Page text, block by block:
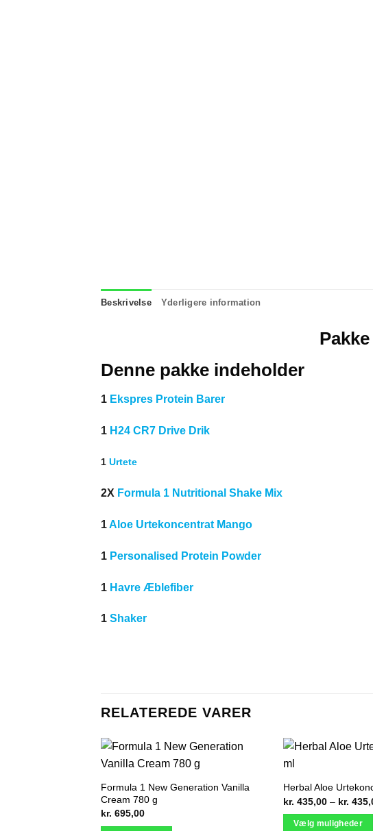
Beskrivelse Yderligere information
Denne pakke indeholder
1 Ekspres Protein Barer
1 H24 CR7 Drive Drik
1 Urtete
2X Formula 1 Nutritional Shake Mix
1Aloe Urtekoncentrat Mango
1 Personalised Protein Powder
1 Havre Æblefiber
1 Shaker
RELATEREDE VARER
Formula 1 New Generation Vanilla
Cream 780 g
kr. 695,00
Herbal Aloe
kr. 435,00 – kr.
Vælg muligheder